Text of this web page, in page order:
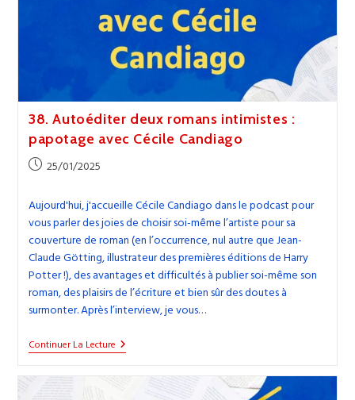
38. Autoéditer deux romans intimistes :
papotage avec Cécile Candiago
Publication
25/01/2025
Aujourd'hui, j'accueille Cécile Candiago dans le podcast pour
vous parler des joies de choisir soi-même l’artiste pour sa
couverture de roman (en l’occurrence, nul autre que Jean-
Claude Götting, illustrateur des premières éditions de Harry
Potter !), des avantages et difficultés à publier soi-même son
roman, des plaisirs de l’écriture et bien sûr des doutes à
surmonter. Après l’interview, je vous…
Continuer La Lecture38.
Autoéditer